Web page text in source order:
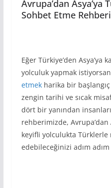
Avrupa’dan Asya’ya
Sohbet Etme Rehberi
Eğer Türkiye’den
yolculuk yapmak
etmekharika bir
zengin tarihi ve sıcak
dört bir yanından
rehberimizde, Avrupa’dan
keyifli yolculukta Türklerle
edebileceğinizi adım